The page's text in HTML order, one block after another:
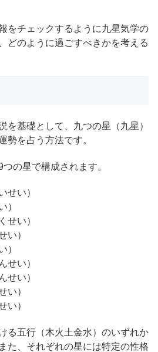
をチェックするように九星気学の
どのように過ごすべきかを考える
を基礎として、九つの星（九星）
勢を占う方法です。
の星で構成されます。
せい）
）
せい）
い）
）
せい）
せい）
い）
い）
る五行（木火土金水）のいずれか
た、それぞれの星には特定の性格